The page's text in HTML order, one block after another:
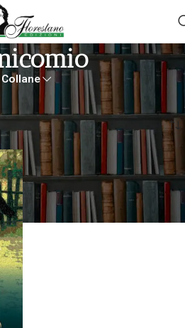
Collane
Visualizzazione del risultato